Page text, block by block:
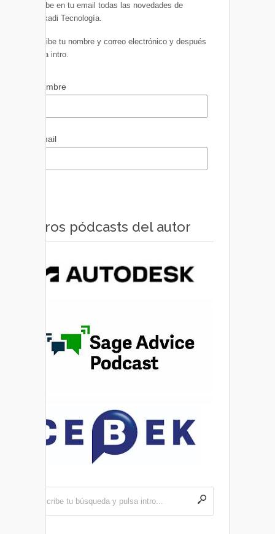
Recibe en tu email todas las novedades de
Euskadi Tecnología.
Escribe tu nombre y correo electrónico y después
pulsa intro.
Nombre
Email
Otros pódcasts del autor